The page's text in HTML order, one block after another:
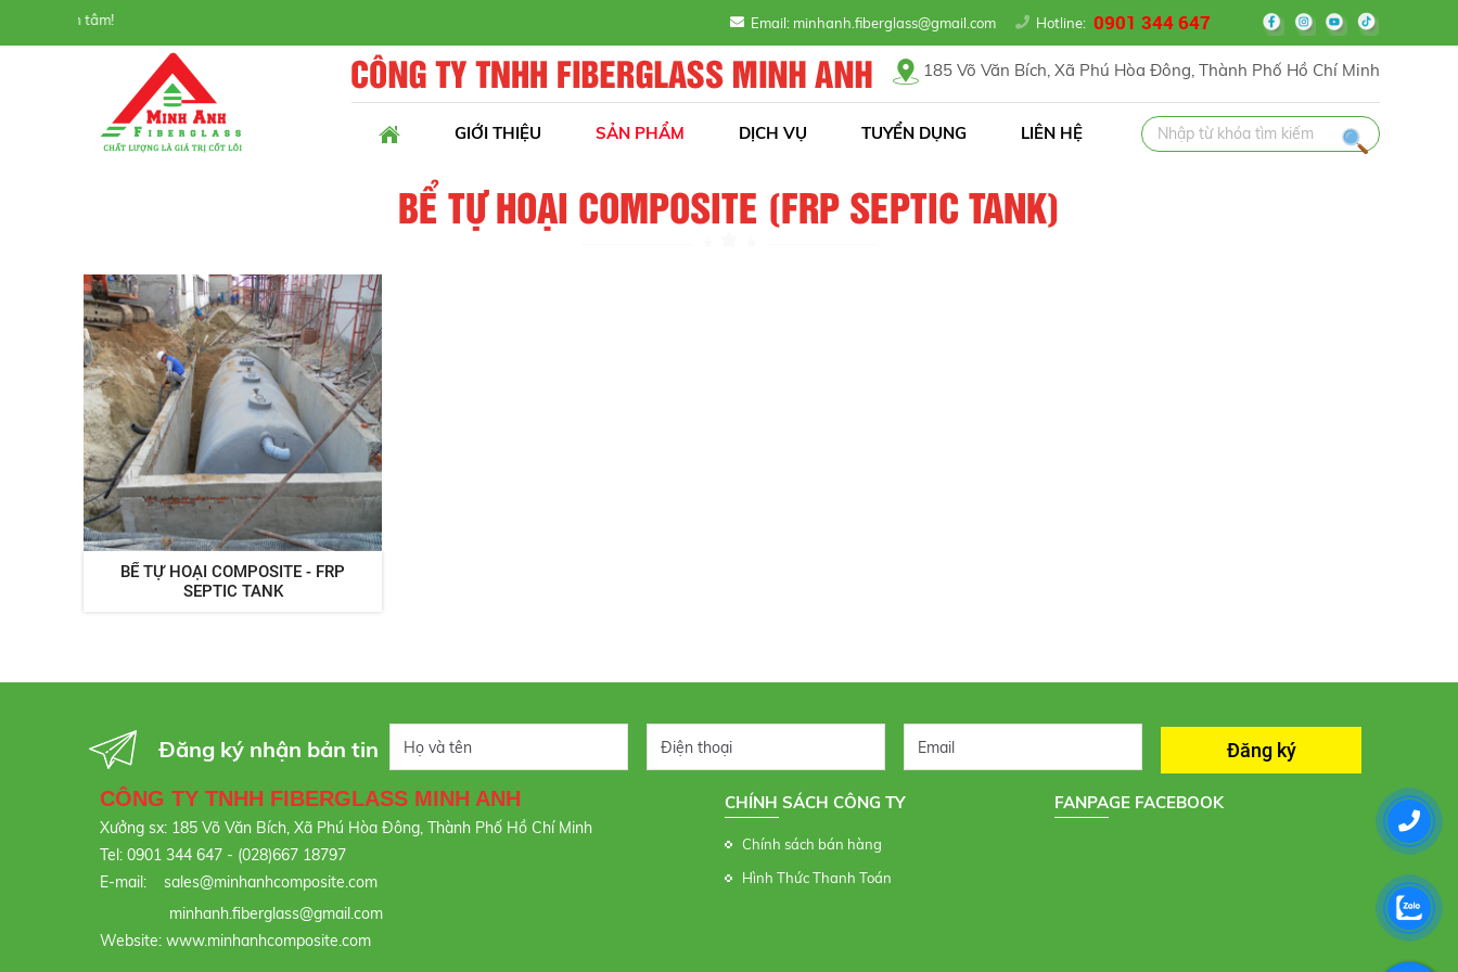
Email: minhanh.fiberglass@gmail.com Hotline: 0901 344 647
185 Võ Văn Bích, Xã Phú Hòa Đông, Thành Phố Hồ Chí Minh
GIỚI THIỆU SẢN PHẨM DỊCH VỤ TUYỂN DỤNG LIÊN HỆ
BỂ TỰ HOẠI COMPOSITE (FRP SEPTIC TANK)
BỂ TỰ HOẠI COMPOSITE - FRP
SEPTIC TANK
Đăng ký nhận bản tin
CÔNG TY TNHH FIBERGLASS MINH ANH
Xưởng sx: 185 Võ Văn Bích, Xã Phú Hòa Đông, Thành Phố Hồ Chí Minh
Tel: 0901 344 647 - (028)667 18797
E-mail: sales@minhanhcomposite.com
minhanh.fiberglass@gmail.com
Website: www.minhanhcomposite.com
CHÍNH SÁCH CÔNG TY
Chính sách bán hàng
Hình Thức Thanh Toán
FANPAGE FACEBOOK